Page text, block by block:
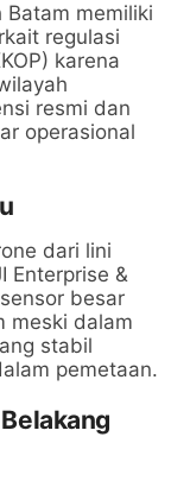
memiliki
regulasi
karena
resmi dan
operasional
dari lini
Enterprise &
besar
meski dalam
stabil
pemetaan.